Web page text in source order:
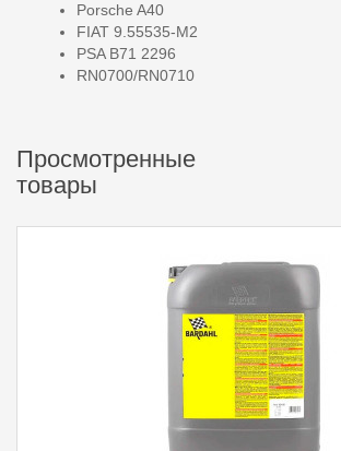
Porsche A40
FIAT 9.55535-M2
PSA B71 2296
RN0700/RN0710
Просмотренные
товары